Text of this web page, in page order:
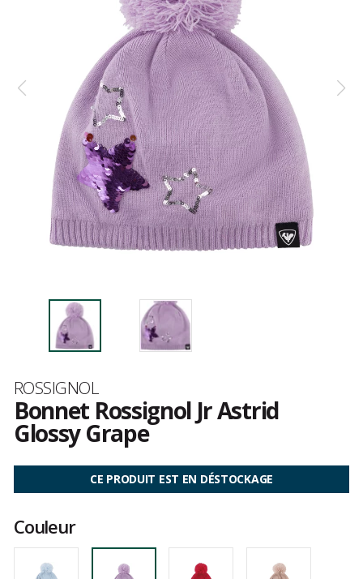
Marque
ROSSIGNOL
Bonnet Rossignol Jr Astrid
Glossy Grape
avis
CE PRODUIT EST EN DÉSTOCKAGE
Couleur